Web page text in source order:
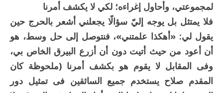
لمجموعتي، وأحاول إغراءه؛ لكي لا يكشف أمرنا
فلا يمتثل بل يوجه إليّ سؤالًا يجعلني أشعر بالحرج حين
يقول لي: «أهكذا علمتني»، فنتوصل إلى حل وسط، هو
أن أعود من حيث أتيت دون أن أزرع البيرق الخاص بي،
وفى المقابل لا يقوم هو بكشف أمرنا (ملحوظة كان
المقدم صلاح يستخدم جميع السائقين فى تمثيل دور